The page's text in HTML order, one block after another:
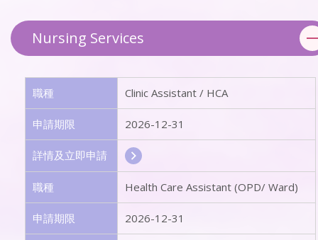
Nursing Services
職種 Clinic Assistant / HCA
申請期限 2026-12-31
詳情及立即申請
職種 Health Care Assistant (OPD/ Ward)
申請期限 2026-12-31